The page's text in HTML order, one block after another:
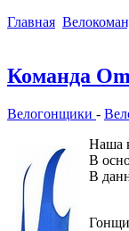
Главная
Команда
Велогонщики -
Наша
В
В